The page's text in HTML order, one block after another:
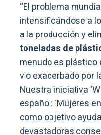
“El problema
intensificándose a
a la producción y
toneladas de
menudo es plástico
vio exacerbado por
Nuestra iniciativa
español: ‘Mujeres
como objetivo
devastadoras